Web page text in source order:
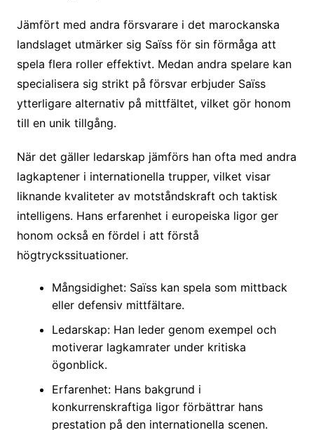
Jämfört med andra försvarare i det marockanska
landslaget utmärker sig Saïss för sin förmåga att
spela flera roller effektivt. Medan andra spelare kan
specialisera sig strikt på försvar erbjuder Saïss
ytterligare alternativ på mittfältet, vilket gör honom
till en unik tillgång.
När det gäller ledarskap jämförs han ofta med andra
lagkaptener i internationella trupper, vilket visar
liknande kvaliteter av motståndskraft och taktisk
intelligens. Hans erfarenhet i europeiska ligor ger
honom också en fördel i att förstå
högtryckssituationer.
Mångsidighet: Saïss kan spela som mittback
eller defensiv mittfältare.
Ledarskap: Han leder genom exempel och
motiverar lagkamrater under kritiska
ögonblick.
Erfarenhet: Hans bakgrund i
konkurrenskraftiga ligor förbättrar hans
prestation på den internationella scenen.